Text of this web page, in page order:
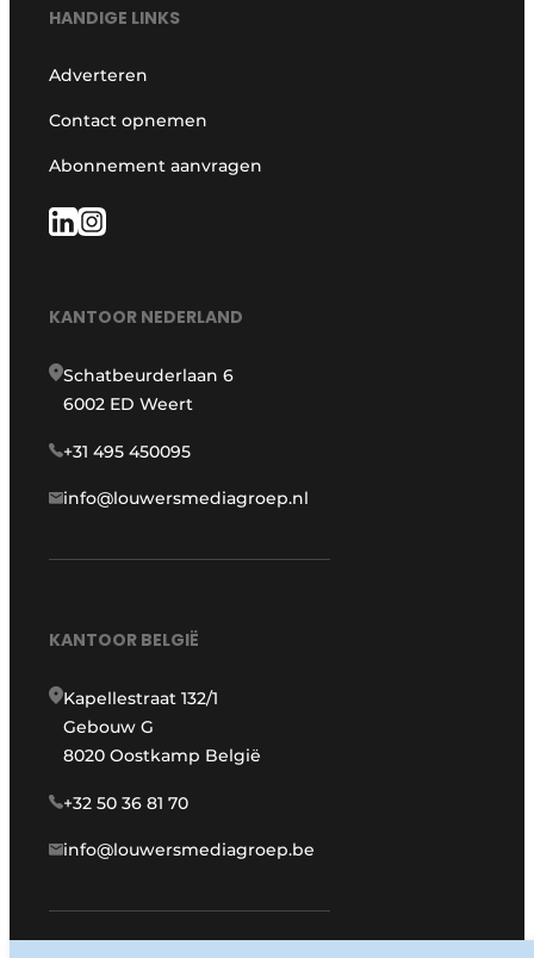
HANDIGE LINKS
Adverteren
Contact opnemen
Abonnement aanvragen
KANTOOR NEDERLAND
Schatbeurderlaan 6
6002 ED Weert
+31 495 450095
info@louwersmediagroep.nl
KANTOOR BELGIË
Kapellestraat 132/1
Gebouw G
8020 Oostkamp België
+32 50 36 81 70
info@louwersmediagroep.be